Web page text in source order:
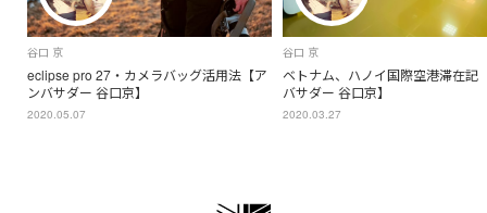
谷口 京
eclipse pro 27・カメラバッグ活用法【ア
ンバサダー 谷口京】
2020.05.07
谷口 京
ベトナム、ハノイ国際空港滞在記
バサダー 谷口京】
2020.03.27